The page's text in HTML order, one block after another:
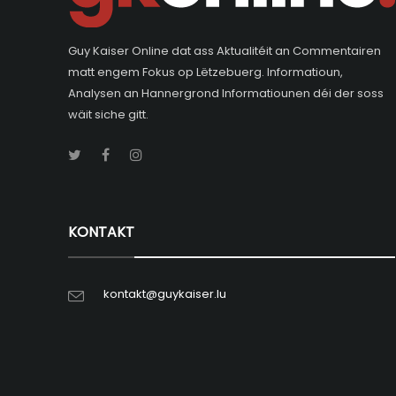
Guy Kaiser Online dat ass Aktualitéit an Commentairen
matt engem Fokus op Lëtzebuerg. Informatioun,
Analysen an Hannergrond Informatiounen déi der soss
wäit siche gitt.
KONTAKT
kontakt@guykaiser.lu